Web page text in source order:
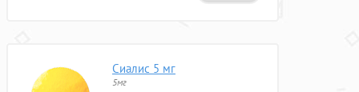
Сиалис 5 мг
5мг